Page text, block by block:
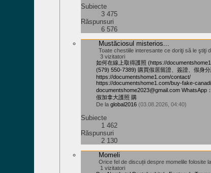
Subiecte
3 475
Răspunsuri
6 576
Mustăciosul misterios...
Toate chestiile interesante ce doriţi să le ştiţi
3 vizitatori
如何在線上取得護照 (https://
(579) 550-7389) 購買假居留證、簽證、假身
https://documentshome1.com/contact/
https://documentshome1.com/buy-fake-
documentshome2023@gmail.com WhatsApp
假加拿大護照 購
De laglobal2016 (03.08.2026, 04:40)
Subiecte
1 462
Răspunsuri
2 130
Momeli
Orice fel de discuții despre momelile folosite
1 vizitatori